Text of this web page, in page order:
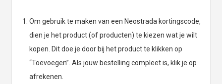
Om gebruik te maken van een Neostrada kortingscode,
dien je het product (of producten) te kiezen wat je wilt
kopen. Dit doe je door bij het product te klikken op
“Toevoegen”. Als jouw bestelling compleet is, klik je op
afrekenen.